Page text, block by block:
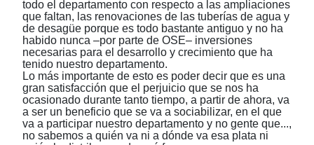
todo el departamento con respecto a las ampliaciones
que faltan, las renovaciones de las tuberías de agua y
de desagüe porque es todo bastante antiguo y no ha
habido nunca ‒por parte de OSE‒ inversiones
necesarias para el desarrollo y crecimiento que ha
tenido nuestro departamento.
Lo más importante de esto es poder decir que es una
gran satisfacción que el perjuicio que se nos ha
ocasionado durante tanto tiempo, a partir de ahora, va
a ser un beneficio que se va a sociabilizar, en el que
va a participar nuestro departamento y no gente que...,
no sabemos a quién va ni a dónde va esa plata ni